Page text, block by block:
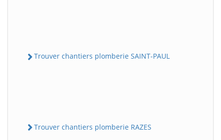
Trouver chantiers plomberie SAINT-PAUL
Trouver chantiers plomberie RAZES